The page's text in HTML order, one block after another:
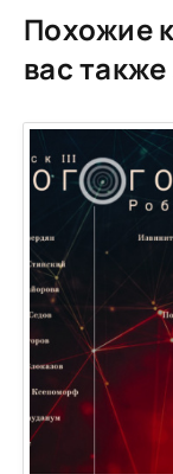
Похожие
вас